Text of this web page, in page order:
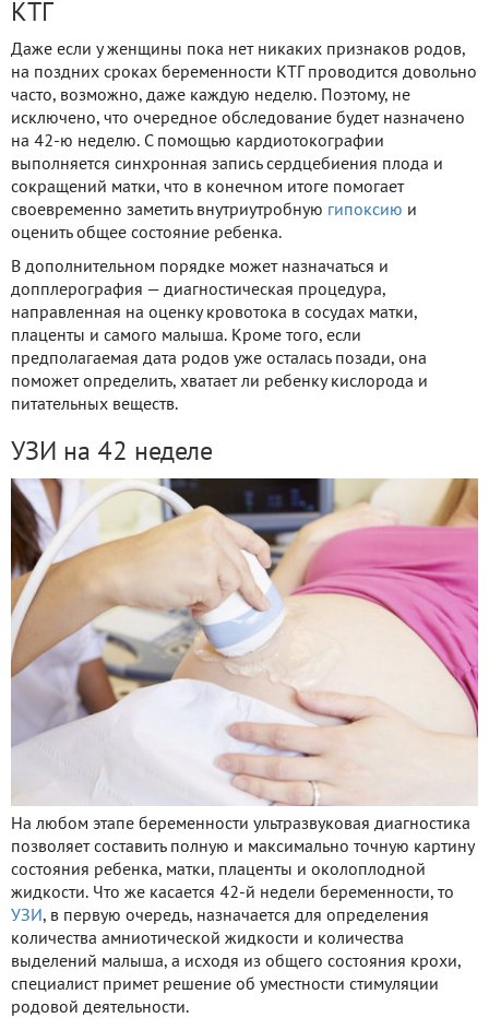
КТГ
Даже если у женщины пока нет никаких признаков родов,
на поздних сроках беременности КТГ проводится довольно
часто, возможно, даже каждую неделю. Поэтому, не
исключено, что очередное обследование будет назначено
на 42-ю неделю. С помощью кардиотокографии
выполняется синхронная запись сердцебиения плода и
сокращений матки, что в конечном итоге помогает
своевременно заметить внутриутробную гипоксию и
оценить общее состояние ребенка.
В дополнительном порядке может назначаться и
допплерография — диагностическая процедура,
направленная на оценку кровотока в сосудах матки,
плаценты и самого малыша. Кроме того, если
предполагаемая дата родов уже осталась позади, она
поможет определить, хватает ли ребенку кислорода и
питательных веществ.
УЗИ на 42 неделе
На любом этапе беременности ультразвуковая диагностика
позволяет составить полную и максимально точную картину
состояния ребенка, матки, плаценты и околоплодной
жидкости. Что же касается 42-й недели беременности, то
УЗИ , в первую очередь, назначается для определения
количества амниотической жидкости и количества
выделений малыша, а исходя из общего состояния крохи,
специалист примет решение об уместности стимуляции
родовой деятельности.